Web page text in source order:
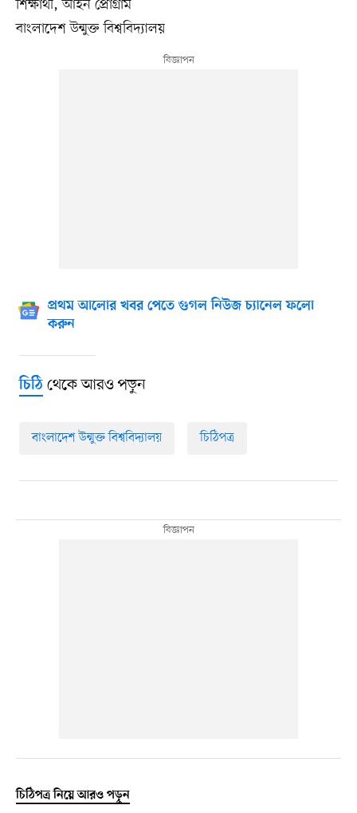
শিক্ষার্থী, আইন প্রোগ্রাম
বাংলাদেশ উন্মুক্ত বিশ্ববিদ্যালয়
প্রথম আলোর খবর পেতে গুগল নিউজ চ্যানেল ফলো
করুন
চিঠিথেকে আরও পড়ুন
বাংলাদেশ উন্মুক্ত বিশ্ববিদ্যালয় চিঠিপত্র
চিঠিপত্র নিয়ে আরও পড়ুন